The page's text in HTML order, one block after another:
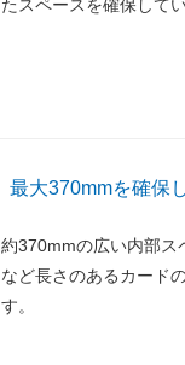
たスペースを確保してい
最大370mmを確保
約370mmの広い内部ス
など長さのあるカード
す。